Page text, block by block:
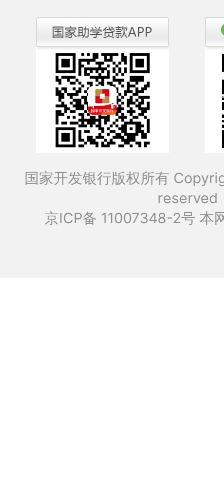
国家开发银行版权所有
reserved
京ICP备 11007348-2号 本